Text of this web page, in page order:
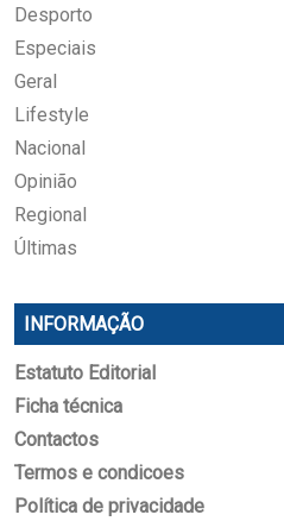
Desporto
Especiais
Geral
Lifestyle
Nacional
Opinião
Regional
Últimas
INFORMAÇÃO
Estatuto Editorial
Ficha técnica
Contactos
Termos e condicoes
Política de privacidade